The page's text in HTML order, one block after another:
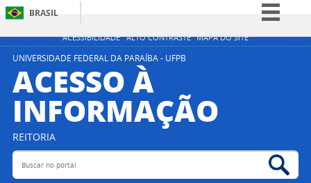
ACESSIBILIDADE ALTO CONTRASTE MAPA DO SITE
BRASIL
Simplifique!
Acesso à informação
Legislação
UNIVERSIDADE FEDERAL DA PARAÍBA - UFPB
ACESSO À
INFORMAÇÃO
REITORIA
Buscar no portal